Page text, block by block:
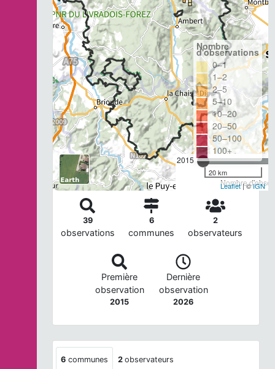
2015
Nombre
Nombre
d'observations
0–1
1–2
2–5
5–10
10–20
20–50
50–100
100+
20 km
Leaflet| ©IGN
39
observations
6
communes
2
observateurs
Première
observation
2015
Dernière
observation
2026
6 communes 2 observateurs